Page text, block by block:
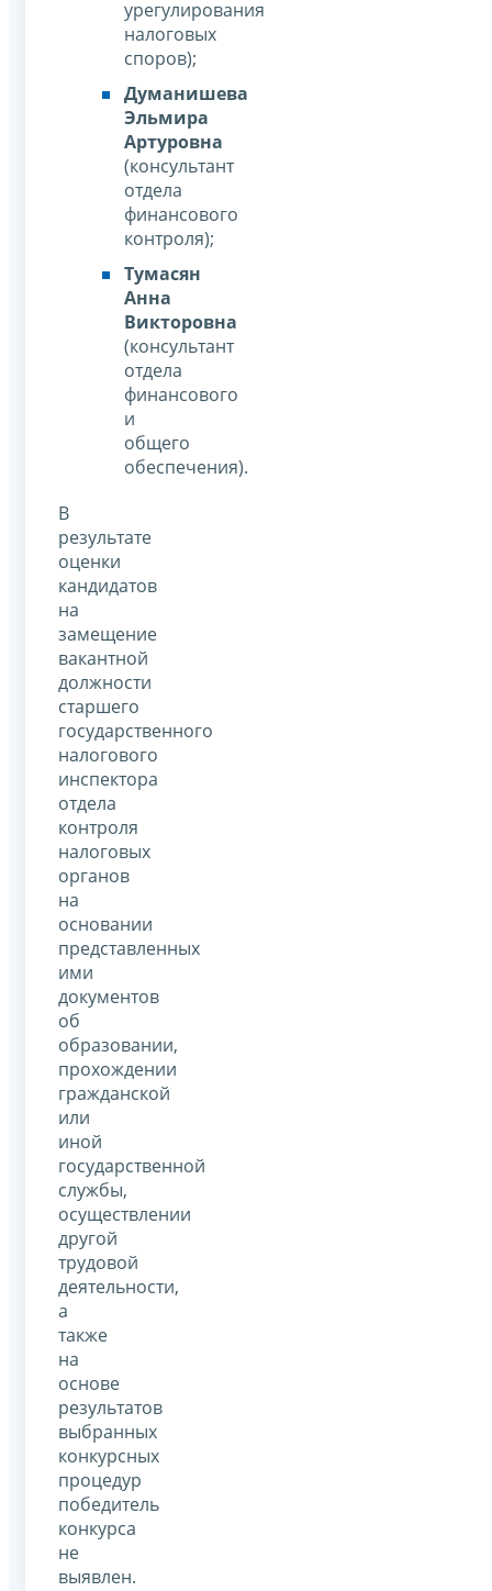
урегулирования
налоговых
споров);
Думанишева
Эльмира
Артуровна
(консультант
отдела
финансового
контроля);
Тумасян
Анна
Викторовна
(консультант
отдела
финансового
и
общего
обеспечения).
В
результате
оценки
кандидатов
на
замещение
вакантной
должности
старшего
государственного
налогового
инспектора
отдела
контроля
налоговых
органов
на
основании
представленных
ими
документов
об
образовании,
прохождении
гражданской
или
иной
государственной
службы,
осуществлении
другой
трудовой
деятельности,
а
также
на
основе
результатов
выбранных
конкурсных
процедур
победитель
конкурса
не
выявлен.